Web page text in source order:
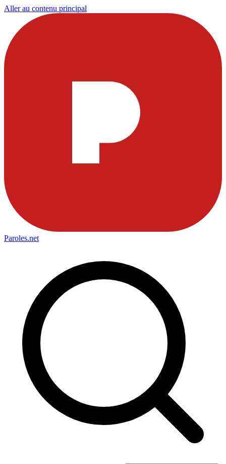
Aller au contenu principal
Paroles.net